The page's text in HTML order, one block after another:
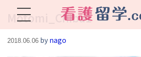
Motomi_Chiba1
2018.06.06 by nago